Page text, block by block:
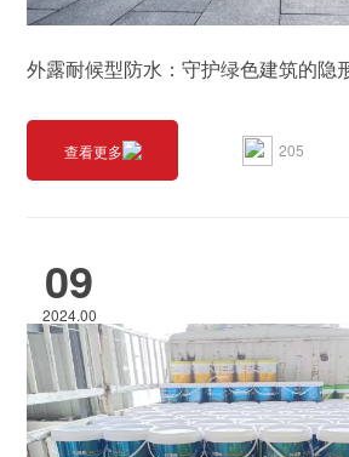
外露耐候型防水：守护绿色建筑的隐
查看更多 205
09
2024.00